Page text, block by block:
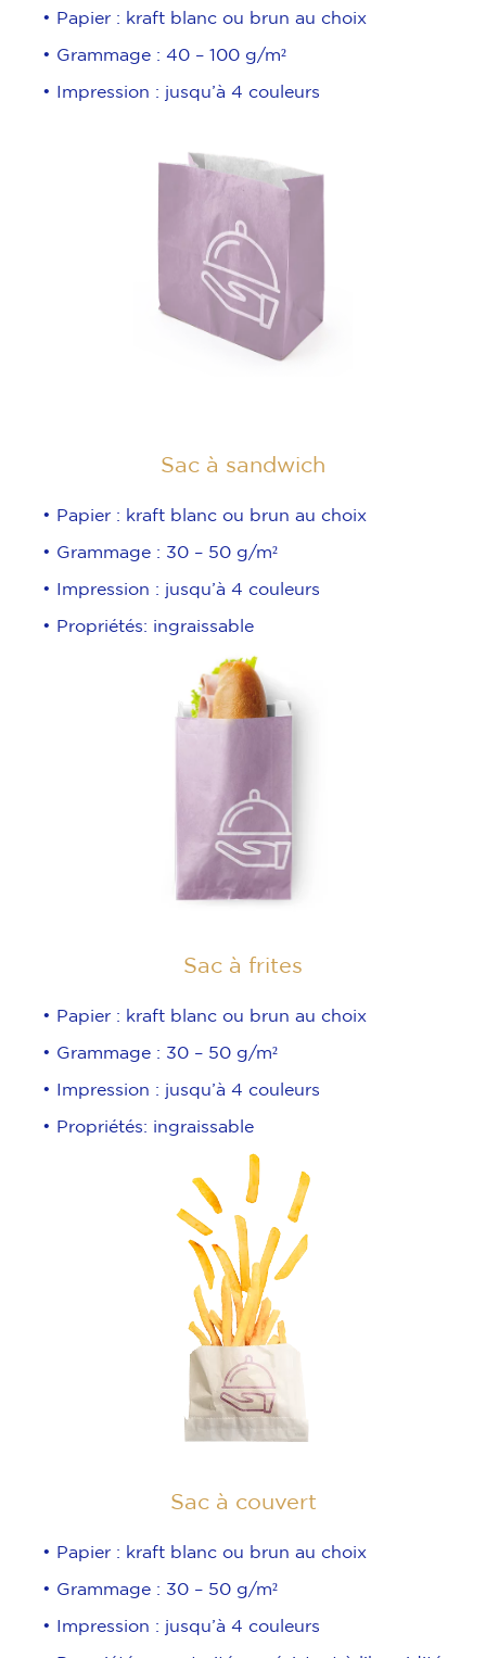
• Papier : kraft blanc ou brun au choix
• Grammage : 40 – 100 g/m²
• Impression : jusqu’à 4 couleurs
Sac à sandwich
• Papier : kraft blanc ou brun au choix
• Grammage : 30 – 50 g/m²
• Impression : jusqu’à 4 couleurs
• Propriétés: ingraissable
Sac à frites
• Papier : kraft blanc ou brun au choix
• Grammage : 30 – 50 g/m²
• Impression : jusqu’à 4 couleurs
• Propriétés: ingraissable
Sac à couvert
• Papier : kraft blanc ou brun au choix
• Grammage : 30 – 50 g/m²
• Impression : jusqu’à 4 couleurs